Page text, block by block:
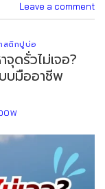
Leave a comment
สติกปูบ่อ
ดรั่วไม่เจอ?
บมืออาชีพ